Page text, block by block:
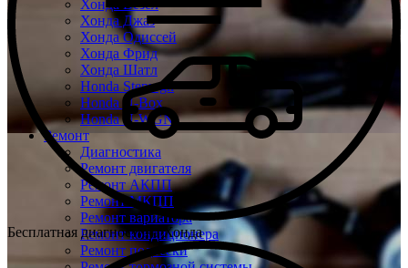
Хонда Везел
Хонда Джаз
Хонда Одиссей
Хонда Фрид
Хонда Шатл
Honda Stepwgn
Honda N-Box
Honda N-WGN
Ремонт
Диагностика
Ремонт двигателя
Ремонт АКПП
Ремонт МКПП
Ремонт вариатора
Ремонт кондиционера
Ремонт подвески
Бесплатная диагностика Хонда